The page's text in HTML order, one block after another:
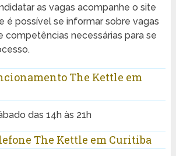
as vagas acompanhe o site
é possível se informar sobre vagas
competências necessárias para se
The Kettle em
das 14h às 21h
The Kettle em Curitiba